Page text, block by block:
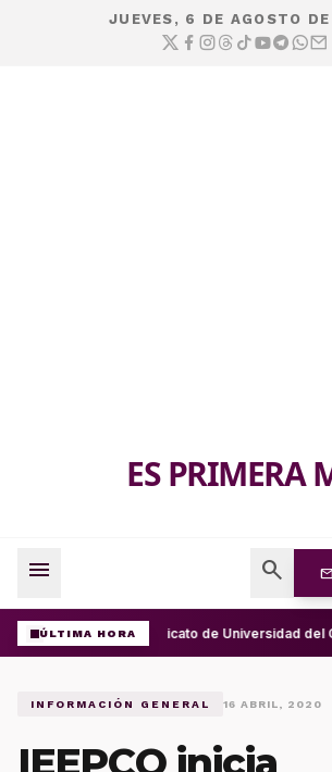
JUEVES, 6 DE AGOSTO
ES PRIMERA
menu search mail
ÚLTIMA HORA Sindicato de Universidad
INFORMACIÓN GENERAL 16 ABRIL, 2020
IEEPCO inicia